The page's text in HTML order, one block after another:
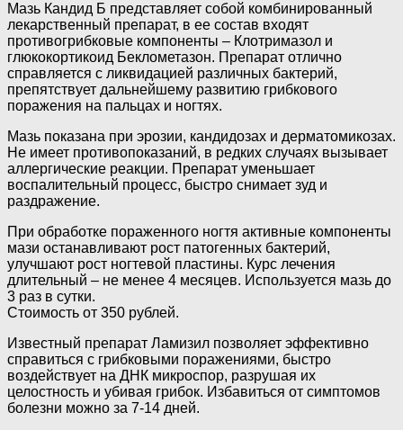
Мазь Кандид Б представляет собой комбинированный
лекарственный препарат, в ее состав входят
противогрибковые компоненты – Клотримазол и
глюкокортикоид Беклометазон. Препарат отлично
справляется с ликвидацией различных бактерий,
препятствует дальнейшему развитию грибкового
поражения на пальцах и ногтях.
Мазь показана при эрозии, кандидозах и дерматомикозах.
Не имеет противопоказаний, в редких случаях вызывает
аллергические реакции. Препарат уменьшает
воспалительный процесс, быстро снимает зуд и
раздражение.
При обработке пораженного ногтя активные компоненты
мази останавливают рост патогенных бактерий,
улучшают рост ногтевой пластины. Курс лечения
длительный – не менее 4 месяцев. Используется мазь до
3 раз в сутки.
Стоимость от 350 рублей.
Известный препарат Ламизил позволяет эффективно
справиться с грибковыми поражениями, быстро
воздействует на ДНК микроспор, разрушая их
целостность и убивая грибок. Избавиться от симптомов
болезни можно за 7-14 дней.